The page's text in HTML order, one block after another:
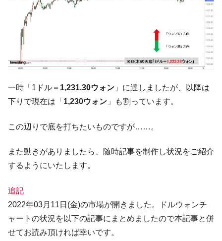
国の過剰生産が世界を蝕む。
『Money1』
種は全般的「不調」⇒ PSIが示す現況は決して良くない。
『Money1』
【米韓激突案件】韓国消費者院が『クーパ
ン』1人当たり賠償10万ウォンを認定 ⇒ 総額3兆7,000億
韓国型イージス搭載の次世代駆逐艦
「KDDX」1番艦、2032年竣工と公示
『Money1』
【対日本円】ウォン安が急進！ 日米の協調
に韓国がいっちょがみしたのでは。
『Money1』
韓国政府『BYD』車への補助金を全廃 ⇒ 実
1.9倍！
『Money1』
ドを掲げる「在韓反米勢力」
韓国政府「2035年までに18.4GW規模のAIデ
ータセンター整備」⇒ だから無理だってば。
一時「1ドル＝ 1,231.30ウォン 」に達しましたが、以降は
下りで現在は「 1,230ウォン 」も割っています。
この辺りで底を打ちたいものですが……。
また動きがありましたら、随時記事を制作し状況をご紹介
するようにいたします。
追記
2022年03月11日(金)の市場が開きました。ドルウォンチ
ャートの状況を以下の記事にまとめましたので本記事と併
せてお読み頂ければ幸いです。